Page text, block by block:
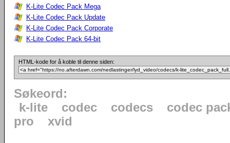
K-Lite Codec Pack Mega
K-Lite Codec Pack Update
K-Lite Codec Pack Corporate
K-Lite Codec Pack 64-bit
HTML-kode for å koble til denne siden:
Søkeord:
k-lite
codec codecs
codec
pro
xvid